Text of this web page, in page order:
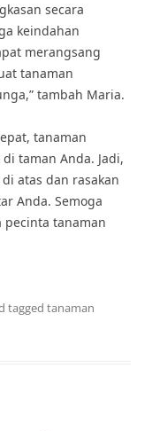
secara
keindahan
merangsang
tanaman
tambah Maria.
tanaman
taman Anda. Jadi,
atas dan rasakan
Anda. Semoga
tanaman
tagged tanaman